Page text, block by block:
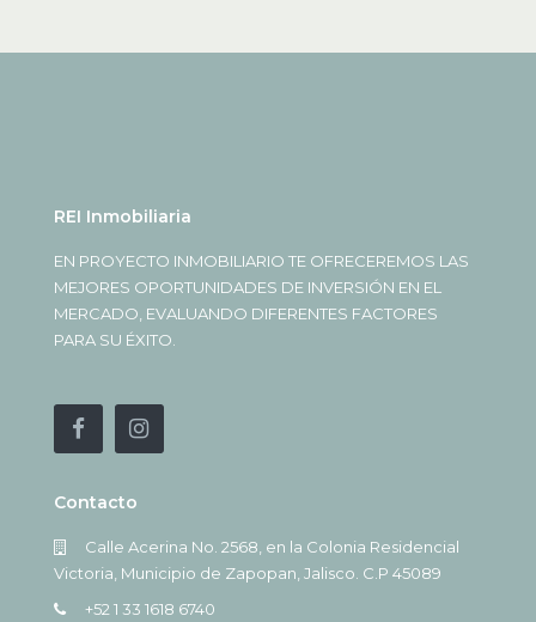
REI Inmobiliaria
EN PROYECTO INMOBILIARIO TE OFRECEREMOS LAS
MEJORES OPORTUNIDADES DE INVERSIÓN EN EL
MERCADO, EVALUANDO DIFERENTES FACTORES
PARA SU ÉXITO.
Contacto
Calle Acerina No. 2568, en la Colonia Residencial
Victoria, Municipio de Zapopan, Jalisco. C.P 45089
+52 1 33 1618 6740